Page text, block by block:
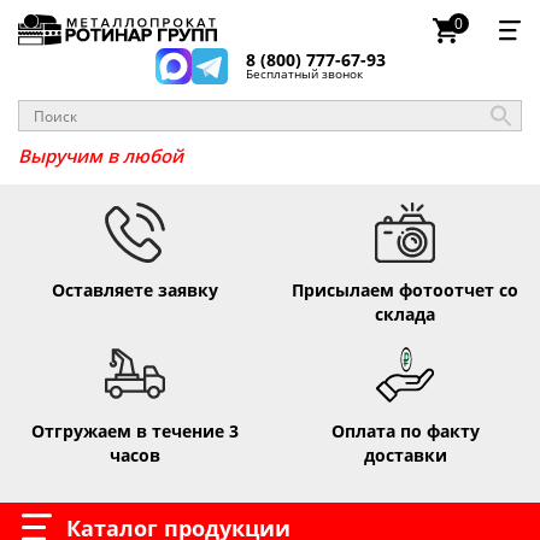
8 (800) 777-67-93
Бесплатный звонок
0
Выручим в
Оставляете заявку
Присылаем фотоотчет со
склада
Отгружаем в течение 3
часов
Оплата по факту
доставки
Каталог продукции